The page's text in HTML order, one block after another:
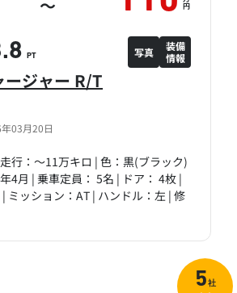
03月20日
ージャー R/T
行：～11万キロ | 色：黒(ブラック)
4月 | 乗車定員： 5名 | ドア： 4枚 |
ミッション：AT | ハンドル：左 | 修
～ 円
PT 写真
装備
情報
5社